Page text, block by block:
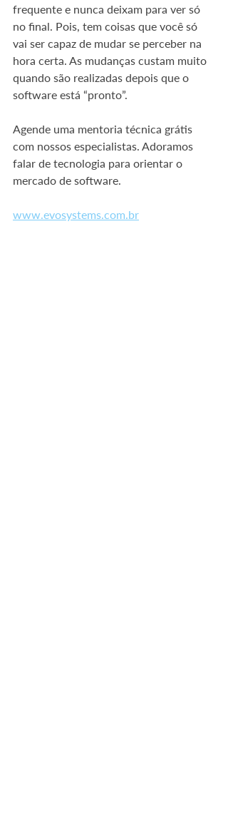
frequente e nunca deixam para ver só
no final. Pois, tem coisas que você só
vai ser capaz de mudar se perceber na
hora certa. As mudanças custam muito
quando são realizadas depois que o
software está “pronto”.
Agende uma mentoria técnica grátis
com nossos especialistas. Adoramos
falar de tecnologia para orientar o
mercado de software.
www.evosystems.com.br